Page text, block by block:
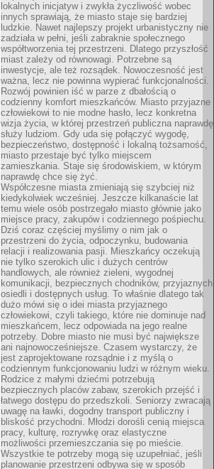
lokalnych inicjatyw i zwykła życzliwość wobec
innych sprawiają, że miasto staje się bardziej
ludzkie. Nawet najlepszy projekt urbanistyczny nie
zadziała w pełni, jeśli zabraknie społecznego
współtworzenia tej przestrzeni. Dlatego przyszłość
miast zależy od równowagi. Potrzebne są
inwestycje, ale też rozsądek. Nowoczesność jest
ważna, lecz nie powinna wypierać funkcjonalności.
Rozwój powinien iść w parze z dbałością o
codzienny komfort mieszkańców. Miasto przyjazne
człowiekowi to nie modne hasło, lecz konkretna
wizja życia, w której przestrzeń publiczna naprawdę
służy ludziom. Gdy uda się połączyć wygodę,
bezpieczeństwo, dostępność i lokalną tożsamość,
miasto przestaje być tylko miejscem
zamieszkania. Staje się środowiskiem, w którym
naprawdę chce się żyć.
Współczesne miasta zmieniają się szybciej niż
kiedykolwiek wcześniej. Jeszcze kilkanaście lat
temu wiele osób postrzegało miasto głównie jako
miejsce pracy, zakupów i codziennego pośpiechu.
Dziś coraz częściej myślimy o nim jak o
przestrzeni do życia, odpoczynku, budowania
relacji i realizowania pasji. Mieszkańcy oczekują
nie tylko szerokich ulic i dużych centrów
handlowych, ale również zieleni, wygodnej
komunikacji, bezpiecznych chodników, przyjaznych
osiedli i dostępnych usług. To właśnie dlatego tak
dużo mówi się o idei miasta przyjaznego
człowiekowi, czyli takiego, które nie dominuje nad
mieszkańcem, lecz odpowiada na jego realne
potrzeby. Dobre miasto nie musi być największe
ani najnowocześniejsze. Czasem wystarczy, że
jest zaprojektowane rozsądnie i z myślą o
codziennym funkcjonowaniu ludzi w różnym wieku.
Rodzice z małymi dziećmi potrzebują
bezpiecznych placów zabaw, szerokich przejść i
łatwego dostępu do przedszkoli. Seniorzy zwracają
uwagę na ławki, dogodny transport publiczny i
bliskość przychodni. Młodzi dorośli cenią miejsca
pracy, kulturę, rozrywkę oraz elastyczne
możliwości przemieszczania się po mieście.
Wszystkie te potrzeby mogą się uzupełniać, jeśli
planowanie przestrzeni odbywa się w sposób